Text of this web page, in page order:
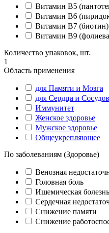
Витамин B5
Витамин B6
Витамин B7 (биотин)
Витамин B9
Количество упаковок, шт.
1
Область применения
для Памяти и Мозга
для Сердца и Сосудов
Иммунитет
Женское здоровье
Мужское здоровье
Общеукрепляющее
По заболеваниям (Здоровье)
Венозная
Головная боль
Ишемическая
Сердечная
Снижение памяти
Снижение